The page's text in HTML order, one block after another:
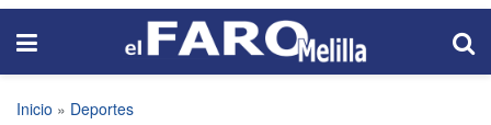
Inicio » Deportes